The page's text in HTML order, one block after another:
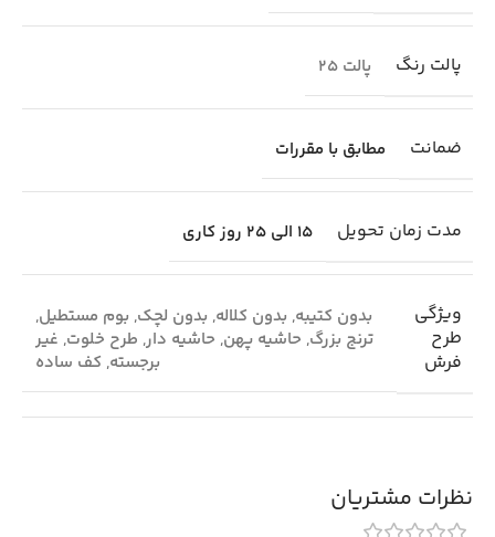
پالت رنگ پالت 25
ضمانت مطابق با مقررات
مدت زمان تحویل 15 الی 25 روز کاری
ویژگی
طرح
فرش
بدون کتیبه, بدون کلاله, بدون لچک, بوم مستطیل,
ترنج بزرگ, حاشیه پهن, حاشیه دار, طرح خلوت, غیر
برجسته, کف ساده
نظرات مشتریان